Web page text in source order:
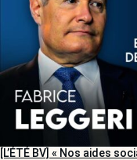
[L’ÉTÉ BV] « Nos aides